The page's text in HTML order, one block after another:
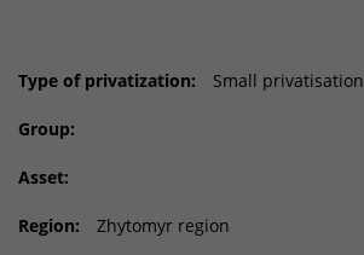
Type of privatization: Small privatisation
Group:
Asset:
Region: Zhytomyr region